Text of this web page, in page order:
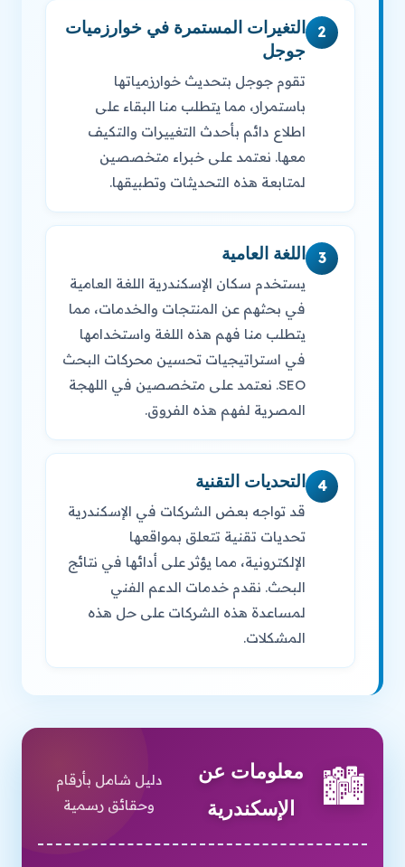
2
التغيرات المستمرة في خوارزميات
جوجل
تقوم جوجل بتحديث خوارزمياتها
باستمرار، مما يتطلب منا البقاء على
اطلاع دائم بأحدث التغييرات والتكيف
معها. نعتمد على خبراء متخصصين
لمتابعة هذه التحديثات وتطبيقها.
3 اللغة العامية
يستخدم سكان الإسكندرية اللغة العامية
في بحثهم عن المنتجات والخدمات، مما
يتطلب منا فهم هذه اللغة واستخدامها
في استراتيجيات تحسين محركات البحث
SEO. نعتمد على متخصصين في اللهجة
المصرية لفهم هذه الفروق.
4 التحديات التقنية
قد تواجه بعض الشركات في الإسكندرية
تحديات تقنية تتعلق بمواقعها
الإلكترونية، مما يؤثر على أدائها في نتائج
البحث. نقدم خدمات الدعم الفني
لمساعدة هذه الشركات على حل هذه
المشكلات.
🏙️
معلومات عن
الإسكندرية
دليل شامل بأرقام
وحقائق رسمية